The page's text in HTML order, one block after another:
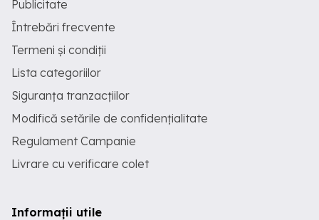
Publicitate
Întrebări frecvente
Termeni și condiții
Lista categoriilor
Siguranța tranzacțiilor
Modifică setările de confidențialitate
Regulament Campanie
Livrare cu verificare colet
Informații utile